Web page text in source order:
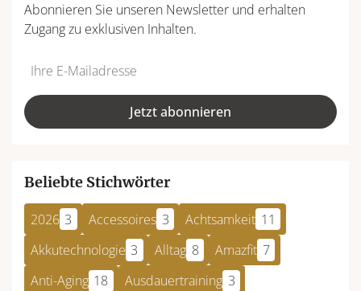
Abonnieren Sie unseren Newsletter und erhalten
Zugang zu exklusiven Inhalten.
Do
fill
this
*Ihre
Mailadresse:
Jetzt abonnieren
Beliebte Stichwörter
2026 3 Accessoires 3 Achtsamkeit 11
Akkutechnologie 3 Alltag 8 Amazfit 7
Anti-Aging 18 Ausdauertraining 3